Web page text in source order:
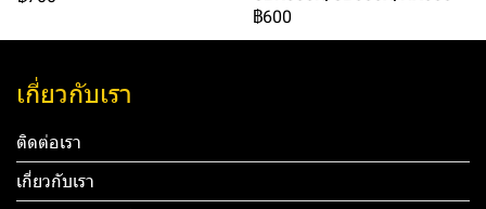
฿600
เกี่ยวกับเรา
ติดต่อเรา
เกี่ยวกับเรา